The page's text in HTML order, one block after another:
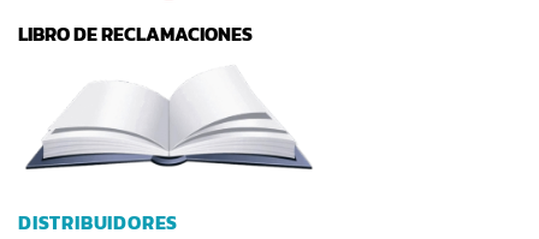
LIBRO DE RECLAMACIONES
DISTRIBUIDORES